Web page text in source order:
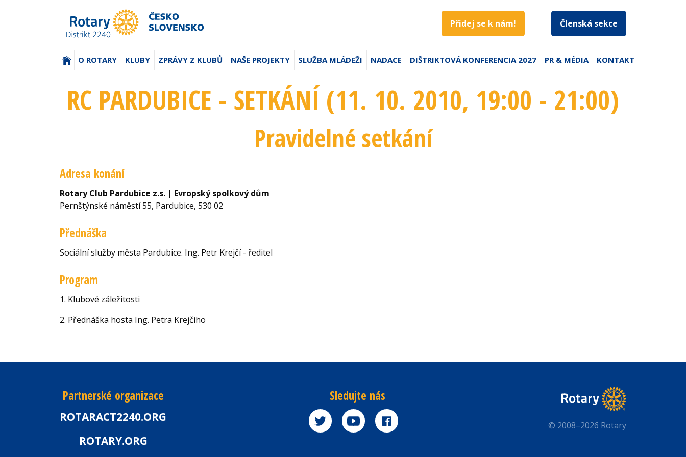
Přidej se k nám! Členská sekce
(AKTUÁLNÍ)
O ROTARY KLUBY ZPRÁVY Z KLUBŮ NAŠE PROJEKTY SLUŽBA MLÁDEŽI NADACE DIŠTRIKTOVÁ KONFERENCIA 2027 PR & MÉDIA KONTAKT
RC PARDUBICE - SETKÁNÍ (11. 10. 2010, 19:00 - 21:00)
Pravidelné setkání
Adresa konání
Rotary Club Pardubice z.s. | Evropský spolkový dům
Pernštýnské náměstí 55, Pardubice, 530 02
Přednáška
Sociální služby města Pardubice. Ing. Petr Krejčí - ředitel
Program
1. Klubové záležitosti
2. Přednáška hosta Ing. Petra Krejčího
Partnerské organizace
ROTARACT2240.ORG
ROTARY.ORG
Sledujte nás
© 2008–2026 Rotary